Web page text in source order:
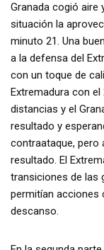
Granada cogió aire
situación la
minuto 21. Una
a la defensa del
con un toque de
Extremadura con
distancias y el
resultado y
contraataque, pero
resultado. El
transiciones de las
permitían acciones
descanso.